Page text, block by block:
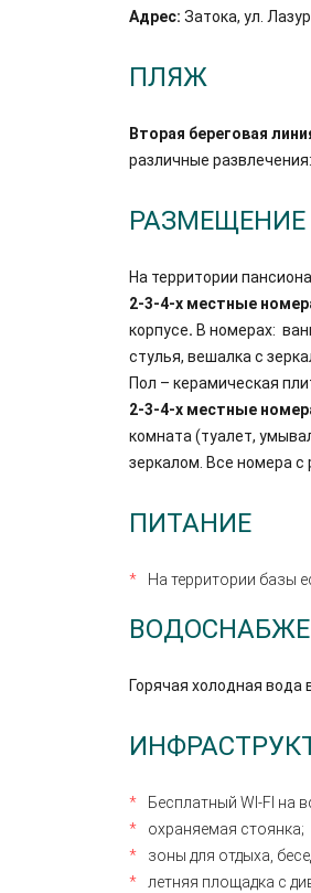
Адрес: Затока, ул.
ПЛЯЖ
Вторая береговая
различные
РАЗМЕЩЕНИЕ
На территории
2-3-4-х местные
корпусе. В номерах:
стулья, вешалка с
Пол – керамическая
2-3-4-х местные
комната (туалет,
зеркалом. Все номера
ПИТАНИЕ
На территории базы
Горячая холодная вода
Бесплатный WI-FI на
охраняемая стоянка;
зоны для отдыха,
летняя площадка с